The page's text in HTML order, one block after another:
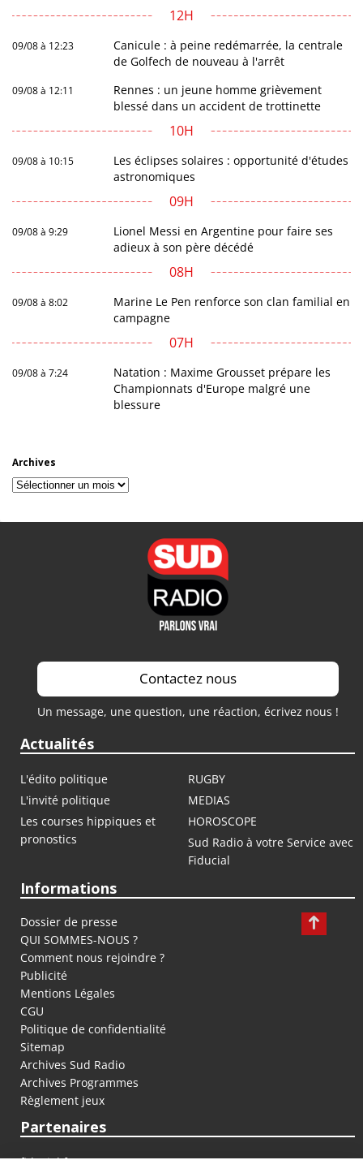
12H
09/08 à 12:23
Canicule : à peine redémarrée, la centrale
de Golfech de nouveau à l'arrêt
09/08 à 12:11
Rennes : un jeune homme grièvement
blessé dans un accident de trottinette
10H
09/08 à 10:15
Les éclipses solaires : opportunité d'études
astronomiques
09H
09/08 à 9:29
Lionel Messi en Argentine pour faire ses
adieux à son père décédé
08H
09/08 à 8:02
Marine Le Pen renforce son clan familial en
campagne
07H
09/08 à 7:24
Natation : Maxime Grousset prépare les
Championnats d'Europe malgré une
blessure
Archives
Archives
Contactez nous
Un message, une question, une réaction, écrivez nous !
Actualités
L'édito politique
RUGBY
L'invité politique
MEDIAS
Les courses hippiques et
pronostics
HOROSCOPE
Sud Radio à votre Service avec
Fiducial
Informations
Dossier de presse
QUI SOMMES-NOUS ?
Comment nous rejoindre ?
Publicité
Mentions Légales
CGU
Politique de confidentialité
Sitemap
Archives Sud Radio
Archives Programmes
Règlement jeux
Partenaires